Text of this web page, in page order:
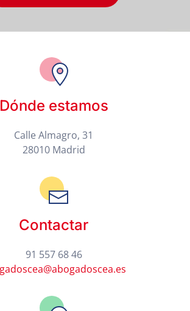
Dónde estamos
Calle Almagro, 31
28010 Madrid
Contactar
91 557 68 46